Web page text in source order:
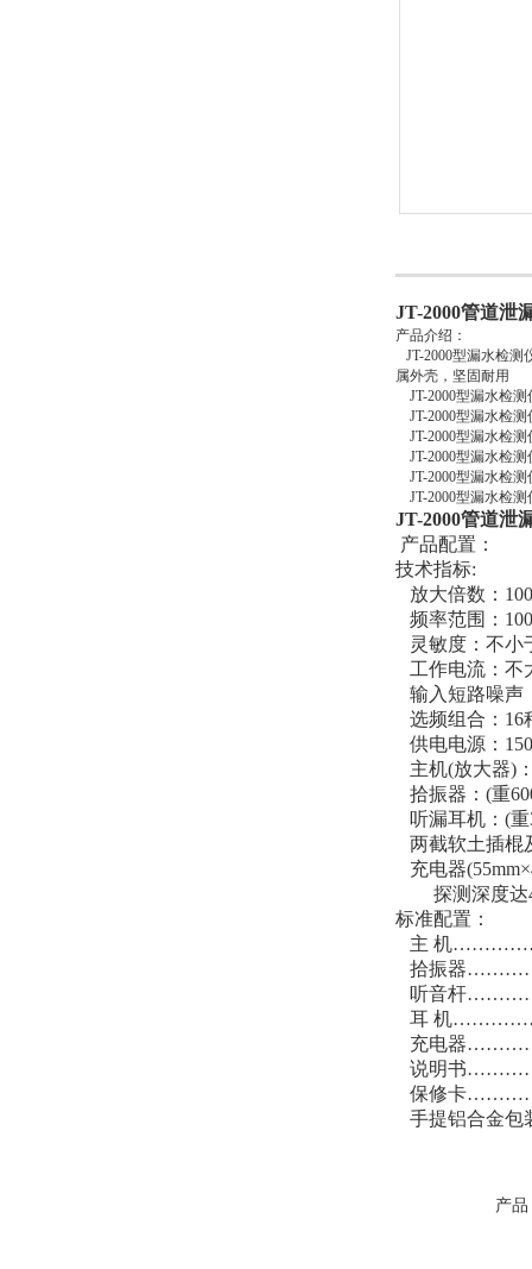
JT-2000管道泄
产品介绍：
JT-2000型漏水检测
属外壳，坚固耐用
JT-2000型漏水检
JT-2000型漏水检
JT-2000型漏水检
JT-2000型漏水检测
JT-2000型漏水检测
JT-2000型漏水检
JT-2000管道泄
产品配置：
技术指标:
放大倍数：
频率范围：
灵敏度：不小
工作电流：不
输入短路噪声
选频组合：16
供电电源：
主机(放大器)
拾振器：(重
听漏耳机：(重
两截软土插棍
充电器
探测深度达
标准配置：
主 机
拾振器
听音杆
耳 机
充电器
说明书
保修卡
手提铝合金
产品